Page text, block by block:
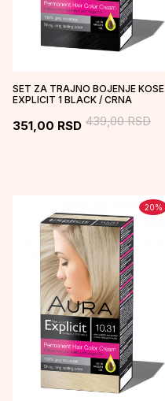
SET ZA TRAJNO BOJENJE KOSE
EXPLICIT 1 BLACK / CRNA
351,00 RSD 439,00RSD
20%